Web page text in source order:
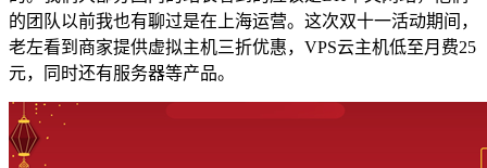
的团队以前我也有聊过是在上海运营。这次双十一活动期间，
老左看到商家提供虚拟主机三折优惠，VPS云主机低至月费25
元，同时还有服务器等产品。